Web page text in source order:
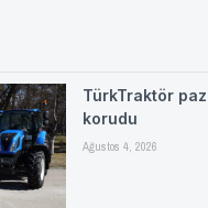
TürkTraktör
korudu
Ağustos 4, 2026